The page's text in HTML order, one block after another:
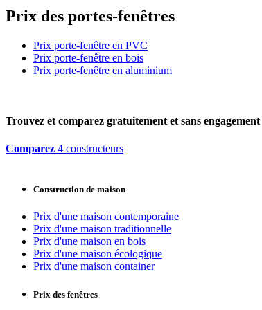
Prix des portes-fenêtres
Prix porte-fenêtre en PVC
Prix porte-fenêtre en bois
Prix porte-fenêtre en aluminium
Trouvez et comparez gratuitement et sans engagement
Comparez 4 constructeurs
Construction de maison
Prix d'une maison contemporaine
Prix d'une maison traditionnelle
Prix d'une maison en bois
Prix d'une maison écologique
Prix d'une maison container
Prix des fenêtres